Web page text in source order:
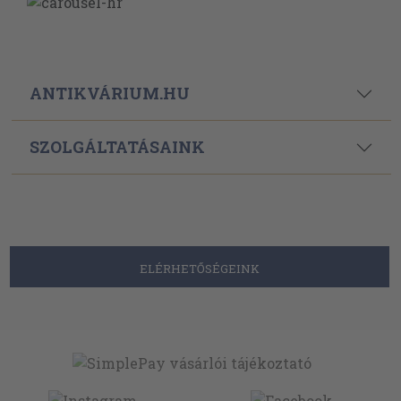
ANTIKVÁRIUM.HU
SZOLGÁLTATÁSAINK
ELÉRHETŐSÉGEINK